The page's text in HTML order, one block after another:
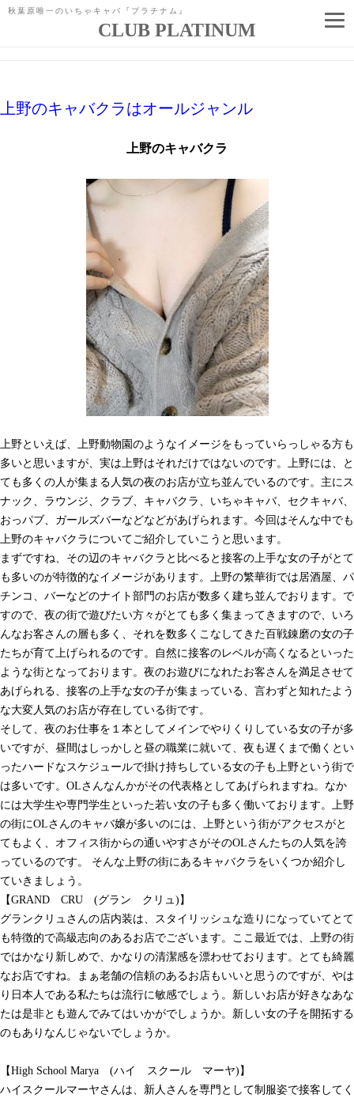
秋葉原唯一のいちゃキャバ『プラチナム』
CLUB PLATINUM
へ
ス
プ
」タグアーカイブ
上野のキャバクラはオールジャンル
上野のキャバクラ
上野といえば、上野動物園のようなイメージをもっていらっしゃる方も
多いと思いますが、実は上野はそれだけではないのです。上野には、と
ても多くの人が集まる人気の夜のお店が立ち並んでいるのです。主にス
ナック、ラウンジ、クラブ、キャバクラ、いちゃキャバ、セクキャバ、
おっパブ、ガールズバーなどなどがあげられます。今回はそんな中でも
上野のキャバクラについてご紹介していこうと思います。
まずですね、その辺のキャバクラと比べると接客の上手な女の子がとて
も多いのが特徴的なイメージがあります。上野の繁華街では居酒屋、パ
チンコ、バーなどのナイト部門のお店が数多く建ち並んでおります。で
すので、夜の街で遊びたい方々がとても多く集まってきますので、いろ
んなお客さんの層も多く、それを数多くこなしてきた百戦錬磨の女の子
たちが育て上げられるのです。自然に接客のレベルが高くなるといった
ような街となっております。夜のお遊びになれたお客さんを満足させて
あげられる、接客の上手な女の子が集まっている、言わずと知れたよう
な大変人気のお店が存在している街です。
そして、夜のお仕事を１本としてメインでやりくりしている女の子が多
いですが、昼間はしっかしと昼の職業に就いて、夜も遅くまで働くとい
ったハードなスケジュールで掛け持ちしている女の子も上野という街で
は多いです。OLさんなんかがその代表格としてあげられますね。なか
には大学生や専門学生といった若い女の子も多く働いております。上野
の街にOLさんのキャバ嬢が多いのには、上野という街がアクセスがと
てもよく、オフィス街からの通いやすさがそのOLさんたちの人気を誇
っているのです。 そんな上野の街にあるキャバクラをいくつか紹介し
ていきましょう。
【GRAND CRU (グラン クリュ)】
グランクリュさんの店内装は、スタイリッシュな造りになっていてとて
も特徴的で高級志向のあるお店でございます。ここ最近では、上野の街
ではかなり新しめで、かなりの清潔感を漂わせております。とても綺麗
なお店ですね。まぁ老舗の信頼のあるお店もいいと思うのですが、やは
り日本人である私たちは流行に敏感でしょう。新しいお店が好きなあな
たは是非とも遊んでみてはいかがでしょうか。新しい女の子を開拓する
のもありなんじゃないでしょうか。
【High School Marya (ハイ スクール マーヤ)】
ハイスクールマーヤさんは、新人さんを専門として制服姿で接客してく